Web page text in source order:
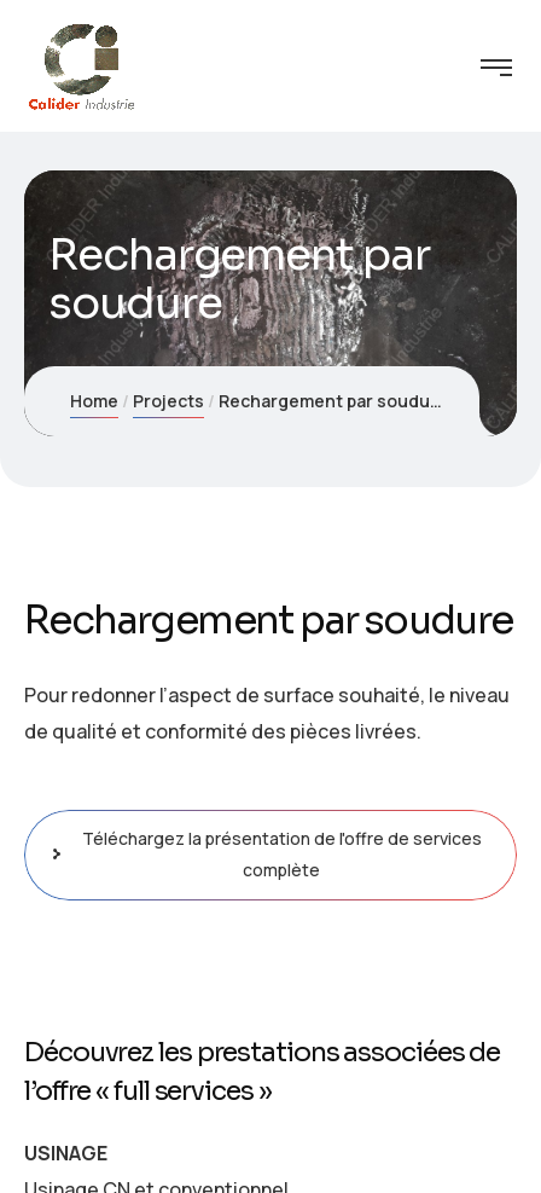
Rechargement par
soudure
Home Projects Rechargement par soudure
Rechargement par soudure
Pour redonner l’aspect de surface souhaité, le niveau
de qualité et conformité des pièces livrées.
Téléchargez la présentation de l'offre de services
complète
Découvrez les prestations associées de
l’offre « full services »
USINAGE